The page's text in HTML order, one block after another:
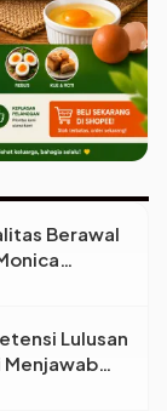
Berawal
Lulusan
Menjawab